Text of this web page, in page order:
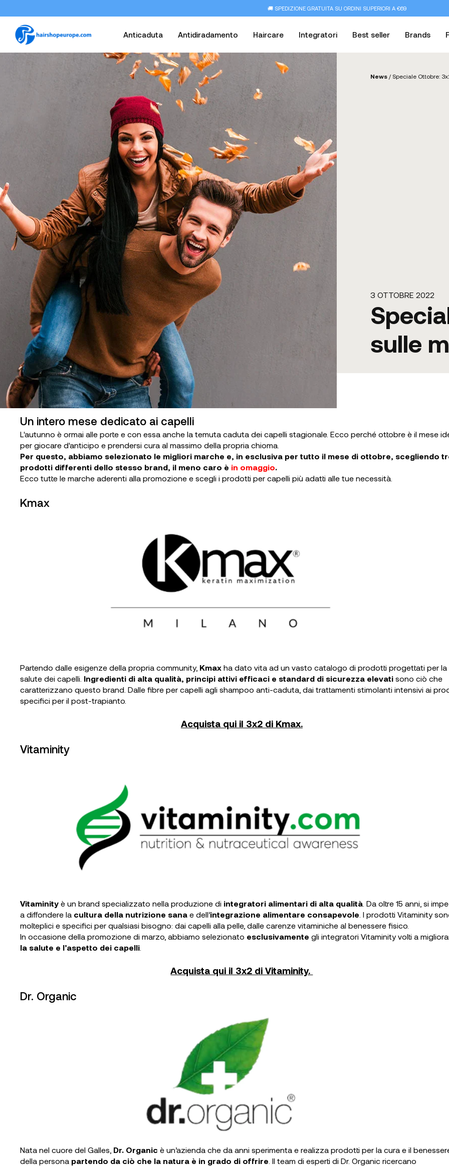
🚚 SPEDIZIONE GRATUITA SU ORDINI SUPERIORI A €69
Anticaduta Antidiradamento Haircare Integratori Best seller Brands
News / Speciale Ottobre:
3 OTTOBRE 2022
sulle
Un intero mese dedicato ai capelli
L'autunno è ormai alle porte e con essa anche la temuta caduta dei capelli stagionale. Ecco perché ottobre è il mese
per giocare d'anticipo e prendersi cura al massimo della propria chioma.
Per questo, abbiamo selezionato le migliori marche e, in esclusiva per tutto il mese di ottobre, scegliendo
prodotti differenti dello stesso brand, il meno caro è in omaggio.
Ecco tutte le marche aderenti alla promozione e scegli i prodotti per capelli più adatti alle tue necessità.
Kmax
Partendo dalle esigenze della propria community, Kmax ha dato vita ad un vasto catalogo di prodotti progettati per la
salute dei capelli. Ingredienti di alta qualità, principi attivi efficaci e standard di sicurezza elevati sono ciò che
caratterizzano questo brand. Dalle fibre per capelli agli shampoo anti-caduta, dai trattamenti stimolanti intensivi ai
specifici per il post-trapianto.
Acquista qui il 3x2 di Kmax.
Vitaminity
Vitaminity è un brand specializzato nella produzione di integratori alimentari di alta qualità . Da oltre 15 anni, si
a diffondere la cultura della nutrizione sana e dell’integrazione alimentare consapevole . I prodotti Vitaminity
molteplici e specifici per qualsiasi bisogno: dai capelli alla pelle, dalle carenze vitaminiche al benessere fisico.
In occasione della promozione di marzo, abbiamo selezionato esclusivamente gli integratori Vitaminity volti a
la salute e l’aspetto dei capelli
Acquista qui il 3x2 di Vitaminity.
Dr. Organic
Nata nel cuore del Galles, Dr. Organic è un’azienda che da anni sperimenta e realizza prodotti per la cura e il
della persona partendo da ciò che la natura è in grado di offrire . Il team di esperti di Dr. Organic ricercano